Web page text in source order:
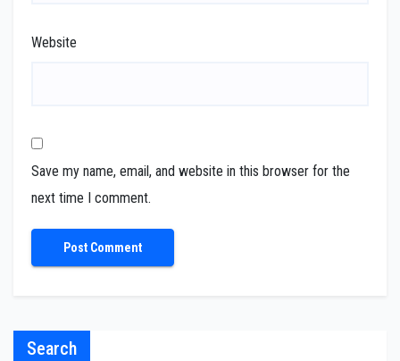
Website
Save my name, email, and website in this browser for the
next time I comment.
Search